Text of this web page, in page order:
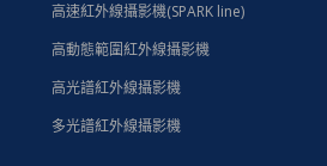
高速紅外線攝影機(SPARK line)
高動態範圍紅外線攝影機
高光譜紅外線攝影機
多光譜紅外線攝影機